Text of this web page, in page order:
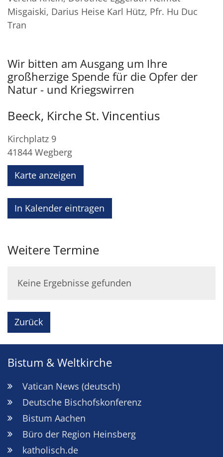
Misgaiski, Darius Heise Karl Hütz, Pfr. Hu Duc
Tran
Wir bitten am Ausgang um Ihre
großherzige Spende für die Opfer der
Natur - und Kriegswirren
Beeck, Kirche St. Vincentius
Kirchplatz 9
41844 Wegberg
Karte anzeigen
In Kalender eintragen
Weitere Termine
Keine Ergebnisse gefunden
Zurück
Bistum & Weltkirche
Vatican News (deutsch)
Deutsche Bischofskonferenz
Bistum Aachen
Büro der Region Heinsberg
katholisch.de